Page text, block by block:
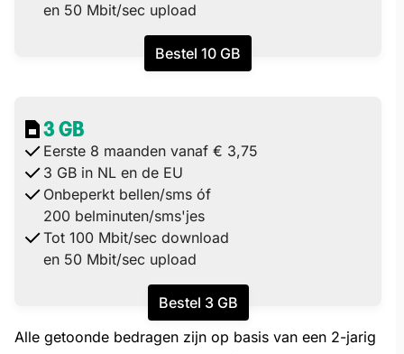
en 50 Mbit/sec upload
Bestel 10 GB
3 GB
Eerste 8 maanden vanaf € 3,75
3 GB in NL en de EU
Onbeperkt bellen/sms óf
200 belminuten/sms'jes
Tot 100 Mbit/sec download
en 50 Mbit/sec upload
Bestel 3 GB
Alle getoonde bedragen zijn op basis van een 2-jarig